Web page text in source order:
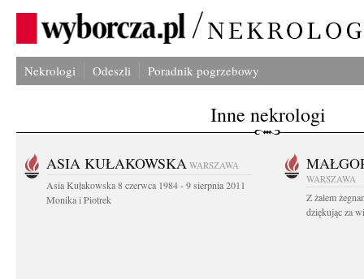
Nekrologi Odeszli Poradnik pogrzebowy
Inne nekrologi
ASIA KUŁAKOWSKA WARSZAWA
Asia Kułakowska 8 czerwca 1984 - 9 sierpnia 2011
Monika i Piotrek
WARSZAWA
Z żalem
dziękując za